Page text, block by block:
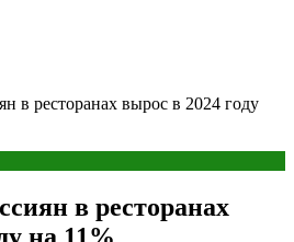
в ресторанах вырос в 2024 году
в ресторанах